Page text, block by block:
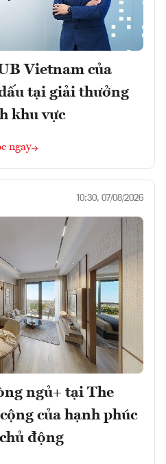
Vietnam của
tại giải thưởng
khu vực
ngay
10:30, 07/08/2026
ngủ+ tại The
của hạnh phúc
động